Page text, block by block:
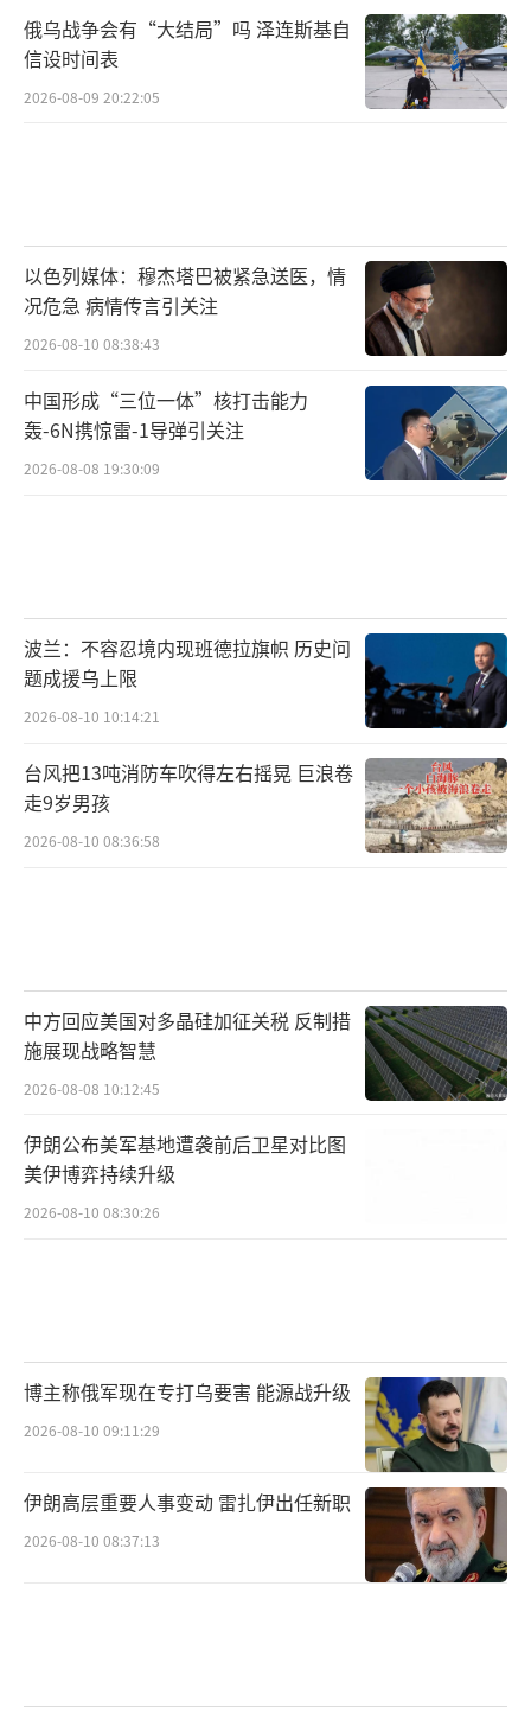
俄乌战争会有“大结局”吗 泽连斯基自
信设时间表
2026-08-09 20:22:05
以色列媒体：穆杰塔巴被紧急送医，情
况危急 病情传言引关注
2026-08-10 08:38:43
中国形成“三位一体”核打击能力
轰-6N携惊雷-1导弹引关注
2026-08-08 19:30:09
波兰：不容忍境内现班德拉旗帜 历史问
题成援乌上限
2026-08-10 10:14:21
台风把13吨消防车吹得左右摇晃 巨浪卷
走9岁男孩
2026-08-10 08:36:58
中方回应美国对多晶硅加征关税 反制措
施展现战略智慧
2026-08-08 10:12:45
伊朗公布美军基地遭袭前后卫星对比图
美伊博弈持续升级
2026-08-10 08:30:26
博主称俄军现在专打乌要害 能源战升级
2026-08-10 09:11:29
伊朗高层重要人事变动 雷扎伊出任新职
2026-08-10 08:37:13